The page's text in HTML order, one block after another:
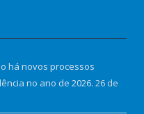
há novos processos
no ano de 2026. 26 de